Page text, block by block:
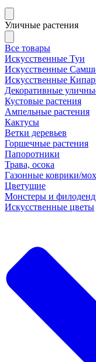
Уличные растения
Все товары
Искусственные Туи
Искусственные
Искусственные
Декоративные
Кустовые растения
Ампельные растения
Кактусы
Ветки деревьев
Горшечные растения
Папоротники
Трава, осока
Газонные коврики/мох
Цветущие
Монстеры и
Искусственные цветы